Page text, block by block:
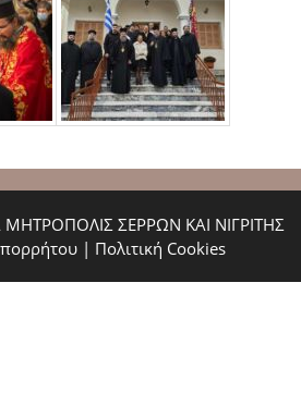
ΜΗΤΡΟΠΟΛΙΣ ΣΕΡΡΩΝ ΚΑΙ ΝΙΓΡΙΤΗΣ
| Πολιτική Cookies